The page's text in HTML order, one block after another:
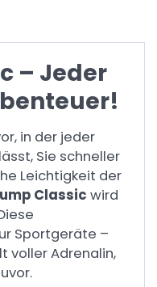
– Jeder
in der jeder
Sie schneller
Leichtigkeit der
Classic wird
Sportgeräte –
voller Adrenalin,